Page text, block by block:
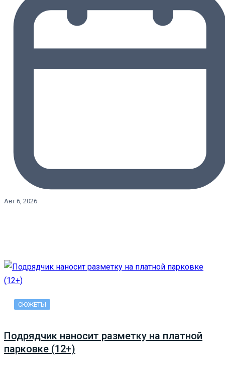
Авг 6, 2026
СЮЖЕТЫ
Подрядчик наносит разметку на платной
парковке (12+)